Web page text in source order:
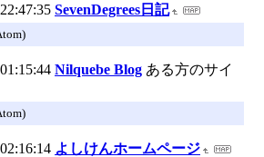
SevenDegrees日記
Nilquebe Blog ある方のサイ
よしけんホームページ